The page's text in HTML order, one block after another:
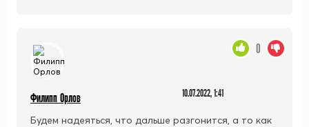
Филипп Орлов 10.07.2022, 1:41
Будем надеяться, что дальше разгонится, а то как
0